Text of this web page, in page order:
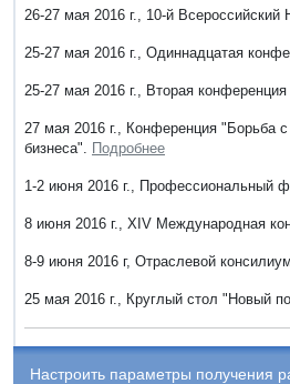
26-27 мая 2016 г., 10-й Всероссийский
25-27 мая 2016 г., Одиннадцатая
25-27 мая 2016 г., Вторая
27 мая 2016 г., Конференция "Борьба
бизнеса". Подробнее
1-2 июня 2016 г.,
8 июня 2016 г., XIV Международная
8-9 июня 2016 г, Отраслевой
25 мая 2016 г., Круглый стол "Новый
Настроить параметры получения